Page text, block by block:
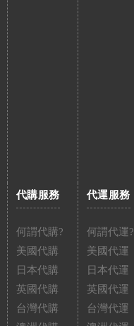
代購服務
何謂代購?
美國代購
日本代購
英國代購
台灣代購
代運服務
何謂代運?
美國代運
日本代運
英國代運
台灣代運